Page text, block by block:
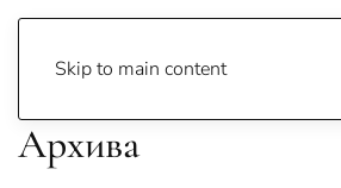
Skip to main content
Архива